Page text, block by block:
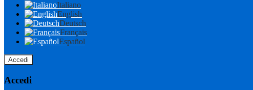
Italiano
English
Deutsch
Français
Español
Accedi
Accedi